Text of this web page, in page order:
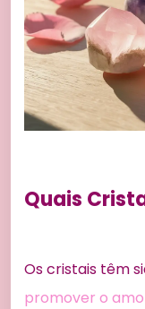
Quais
Os cristais têm
promover o